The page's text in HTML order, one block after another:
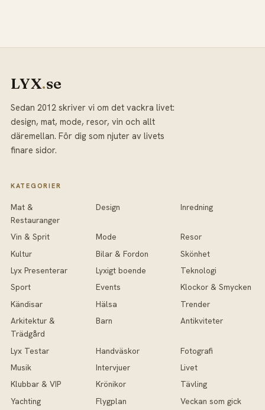
LYX.se
Sedan 2012 skriver vi om det vackra livet:
design, mat, mode, resor, vin och allt
däremellan. För dig som njuter av livets
finare sidor.
KATEGORIER
Mat &
Restauranger
Design Inredning
Vin & Sprit Mode
Resor
Kultur
Bilar & Fordon
Skönhet
Lyx Presenterar
Lyxigt boende
Teknologi
Sport
Events
Klockor & Smycken
Kändisar
Hälsa
Trender
Arkitektur &
Trädgård
Barn Antikviteter
Lyx Testar Handväskor
Fotografi
Musik
Intervjuer
Livet
Klubbar & VIP
Krönikor
Tävling
Yachting
Flygplan Veckan som gick